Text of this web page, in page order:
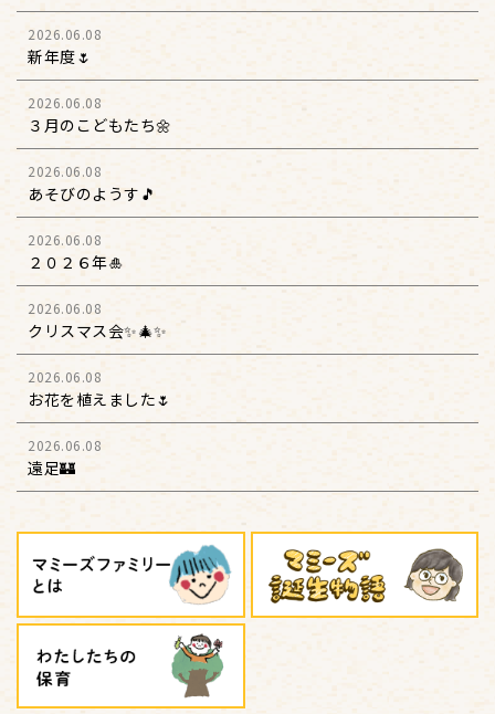
2026.06.08
新年度🌷
2026.06.08
３月のこどもたち🌼
2026.06.08
あそびのようす🎵
2026.06.08
２０２６年🎍
2026.06.08
クリスマス会✨🎄✨
2026.06.08
お花を植えました🌷
2026.06.08
遠足🏰